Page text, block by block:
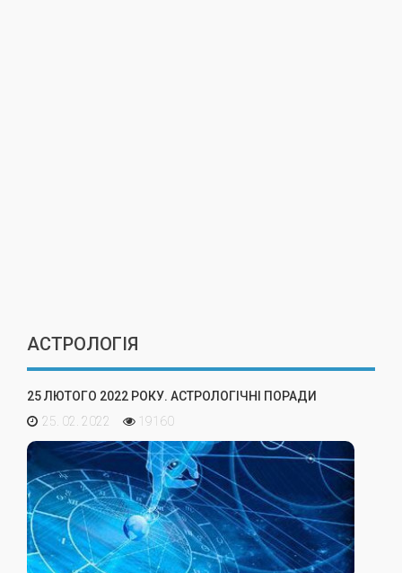
АСТРОЛОГІЯ
25 ЛЮТОГО 2022 РОКУ. АСТРОЛОГІЧНІ ПОРАДИ
25. 02. 2022
19160